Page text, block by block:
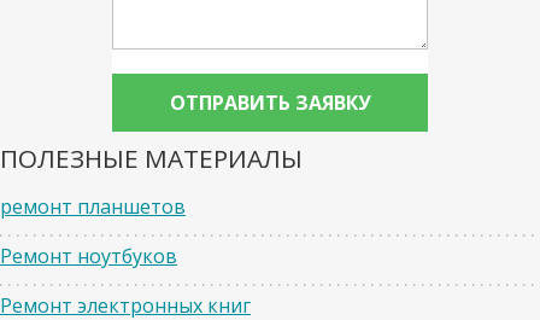
ПОЛЕЗНЫЕ МАТЕРИАЛЫ
ремонт планшетов
Ремонт ноутбуков
Ремонт электронных книг